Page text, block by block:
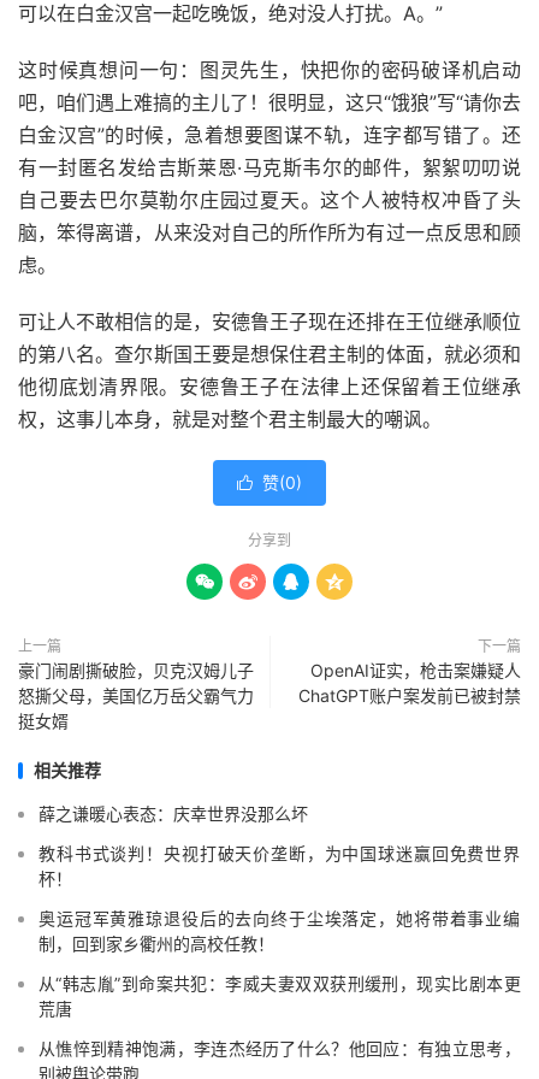
可以在白金汉宫一起吃晚饭，绝对没人打扰。A。”
这时候真想问一句：图灵先生，快把你的密码破译机启动
吧，咱们遇上难搞的主儿了！很明显，这只“饿狼”写“请你去
白金汉宫”的时候，急着想要图谋不轨，连字都写错了。还
有一封匿名发给吉斯莱恩·马克斯韦尔的邮件，絮絮叨叨说
自己要去巴尔莫勒尔庄园过夏天。这个人被特权冲昏了头
脑，笨得离谱，从来没对自己的所作所为有过一点反思和顾
虑。
可让人不敢相信的是，安德鲁王子现在还排在王位继承顺位
的第八名。查尔斯国王要是想保住君主制的体面，就必须和
他彻底划清界限。安德鲁王子在法律上还保留着王位继承
权，这事儿本身，就是对整个君主制最大的嘲讽。
 赞(0)
分享到
   
上一篇
豪门闹剧撕破脸，贝克汉姆儿子
怒撕父母，美国亿万岳父霸气力
挺女婿
下一篇
OpenAI证实，枪击案嫌疑人
ChatGPT账户案发前已被封禁
相关推荐
薛之谦暖心表态：庆幸世界没那么坏
教科书式谈判！央视打破天价垄断，为中国球迷赢回免费世界
杯！
奥运冠军黄雅琼退役后的去向终于尘埃落定，她将带着事业编
制，回到家乡衢州的高校任教！
从“韩志胤”到命案共犯：李威夫妻双双获刑缓刑，现实比剧本更
荒唐
从憔悴到精神饱满，李连杰经历了什么？他回应：有独立思考，
别被舆论带跑